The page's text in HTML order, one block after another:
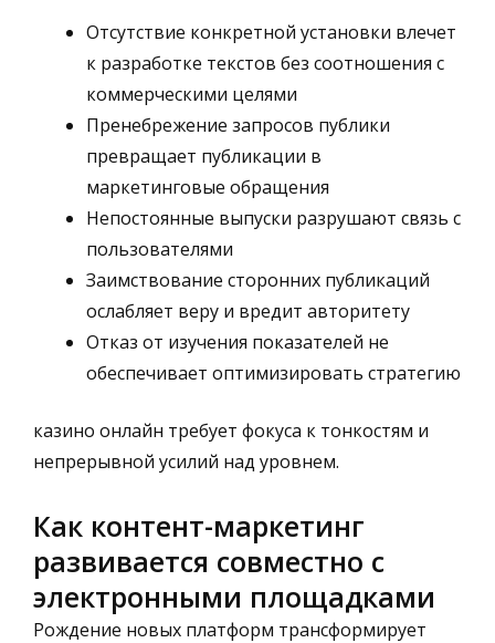
Отсутствие конкретной установки влечет
к разработке текстов без соотношения с
коммерческими целями
Пренебрежение запросов публики
превращает публикации в
маркетинговые обращения
Непостоянные выпуски разрушают связь с
пользователями
Заимствование сторонних публикаций
ослабляет веру и вредит авторитету
Отказ от изучения показателей не
обеспечивает оптимизировать стратегию
казино онлайн требует фокуса к тонкостям и
непрерывной усилий над уровнем.
Как контент-маркетинг
развивается совместно с
электронными площадками
Рождение новых платформ трансформирует